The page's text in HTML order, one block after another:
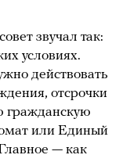
звучал так:
условиях.
действовать
отсрочки
гражданскую
или Единый
— как